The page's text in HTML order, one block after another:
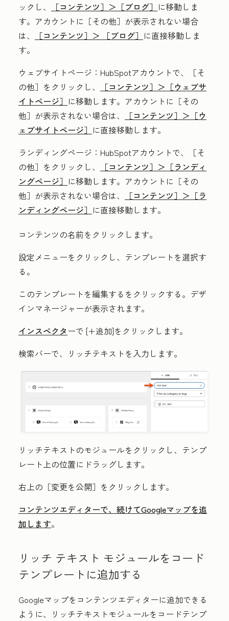
ックし、
［コンテンツ］＞ ［ブログ］ に移動しま
す。アカウントに ［その他］が表示されない場合
は、
［コンテンツ］＞ ［ブログ］ に直接移動しま
す。
ウェブサイトページ ：HubSpotアカウントで、
［そ
の他］をクリックし、
［コンテンツ］＞ ［ウェブサ
イトページ］ に移動します。アカウントに ［その
他］が表示されない場合は、
［コンテンツ］＞ ［ウ
ェブサイトページ］ に直接移動します。
ランディングページ ：HubSpotアカウントで、
［そ
の他］をクリックし、
［コンテンツ］＞ ［ランディ
ングページ］ に移動します。アカウントに ［その
他］が表示されない場合は、
［コンテンツ］＞ ［ラ
ンディングページ］ に直接移動します。
コンテンツの名前をクリックします。
設定メニューをクリックし、 テンプレートを選択す
る。
このテンプレートを編集する をクリックする。デザ
インマネージャーが表示されます。
インスペクタ ーで [+追加]をクリックします。
検索バーで、
リッチテキストを入力します。
リッチテキストのモジュールをクリックし、テンプ
レート上の位置にドラッグします。
右上の［変更を公開］ をクリックします。
コンテンツエディターで、続けてGoogleマップを追
加します。
リッチ テキスト モジュールをコード
テンプレートに追加する
Googleマップをコンテンツエディターに追加できる
ように、リッチテキストモジュールをコードテンプ